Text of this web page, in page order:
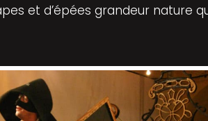
et d’épées grandeur nature